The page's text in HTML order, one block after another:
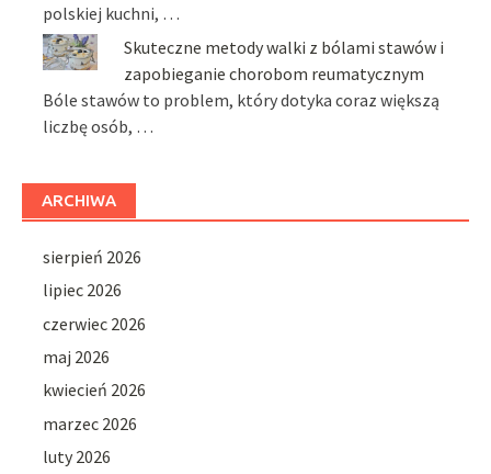
polskiej kuchni, …
Skuteczne metody walki z bólami stawów i
zapobieganie chorobom reumatycznym
Bóle stawów to problem, który dotyka coraz większą
liczbę osób, …
ARCHIWA
sierpień 2026
lipiec 2026
czerwiec 2026
maj 2026
kwiecień 2026
marzec 2026
luty 2026